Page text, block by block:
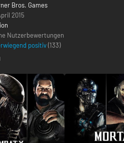
Bros. Games
2015
Nutzerbewertungen
positiv(133)